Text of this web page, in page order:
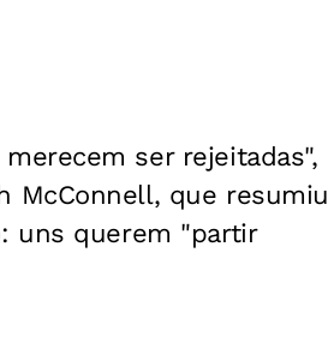
ser rejeitadas",
McConnell, que resumiu
uns querem "partir